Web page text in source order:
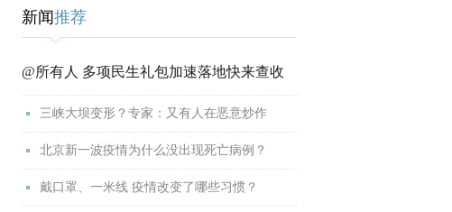
新闻推荐
@所有人 多项民生礼包加速落地快来查收
三峡大坝变形？专家：又有人在恶意炒作
北京新一波疫情为什么没出现死亡病例？
戴口罩、一米线 疫情改变了哪些习惯？